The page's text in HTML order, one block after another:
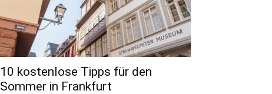
10 kostenlose Tipps für den
Sommer in Frankfurt